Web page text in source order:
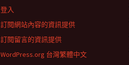
登入
訂閱網站內容的資訊提供
訂閱留言的資訊提供
WordPress.org 台灣繁體中文